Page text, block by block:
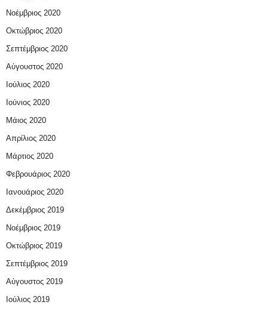
Νοέμβριος 2020
Οκτώβριος 2020
Σεπτέμβριος 2020
Αύγουστος 2020
Ιούλιος 2020
Ιούνιος 2020
Μάιος 2020
Απρίλιος 2020
Μάρτιος 2020
Φεβρουάριος 2020
Ιανουάριος 2020
Δεκέμβριος 2019
Νοέμβριος 2019
Οκτώβριος 2019
Σεπτέμβριος 2019
Αύγουστος 2019
Ιούλιος 2019